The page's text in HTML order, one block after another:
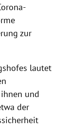
zur
lautet
und
der